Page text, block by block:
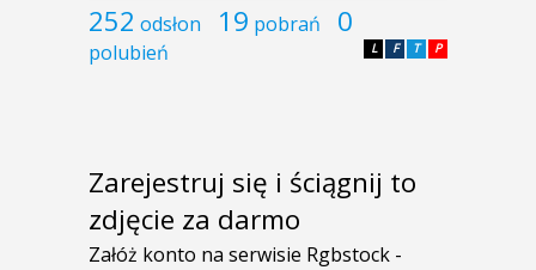
252 odsłon 19 pobrań 0
polubień P
T
F
L
Zarejestruj się i ściągnij to
zdjęcie za darmo